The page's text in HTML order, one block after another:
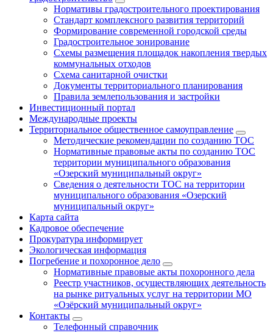
Нормативы градостроительного проектирования
Стандарт комплексного развития территорий
Формирование современной городской среды
Градостроительное зонирование
Схемы размещения площадок накопления твердых
коммунальных отходов
Схема санитарной очистки
Документы территориального планирования
Правила землепользования и застройки
Инвестиционный портал
Международные проекты
Территориальное общественное самоуправление
Методические рекомендации по созданию ТОС
Нормативные правовые акты по созданию ТОС
территории муниципального образования
«Озерский муниципальный округ»
Сведения о деятельности ТОС на территории
муниципального образования «Озерский
муниципальный округ»
Карта сайта
Кадровое обеспечение
Прокуратура информирует
Экологическая информация
Погребение и похоронное дело
Нормативные правовые акты похоронного дела
Реестр участников, осуществляющих деятельность
на рынке ритуальных услуг на территории МО
«Озёрский муниципальный округ»
Контакты
Телефонный справочник